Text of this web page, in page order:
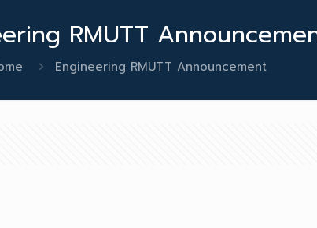
RMUTT
Engineering RMUTT Announcement